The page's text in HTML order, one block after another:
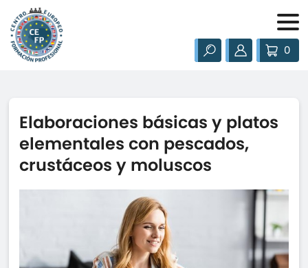
0
Elaboraciones básicas y platos
elementales con pescados,
crustáceos y moluscos